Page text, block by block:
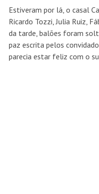
Estiveram por lá, o casal
Ricardo Tozzi, Julia Ruiz,
da tarde, balões foram
paz escrita pelos
parecia estar feliz com o